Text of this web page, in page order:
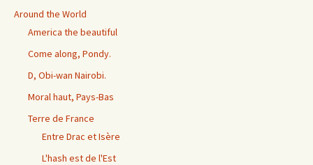
Around the World
America the beautiful
Come along, Pondy.
D, Obi-wan Nairobi.
Moral haut, Pays-Bas
Terre de France
Entre Drac et Isère
L'hash est de l'Est